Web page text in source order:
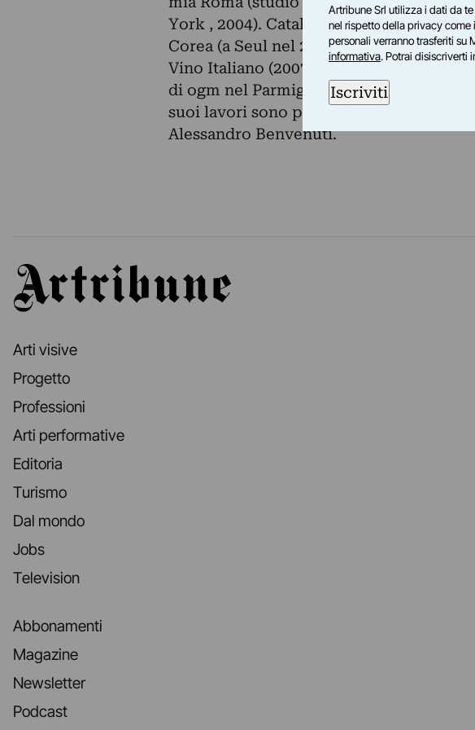
York , 2004). Catalani s’ afferma in Asia
Corea (a Seul nel 2004) ed in Giappone
Vino Italiano (2007). Partecipa alle
di ogm nel Parmigiano Reggiano e con il
suoi lavori sono presenti nel cinema di
Alessandro Benvenuti.
Artribune
Arti visive
Progetto
Professioni
Arti performative
Editoria
Turismo
Dal mondo
Jobs
Television
Abbonamenti
Magazine
Newsletter
Podcast
Artribune Srl utilizza i dati da
nel rispetto della privacy come
personali verranno trasferiti su
informativa. Potrai disiscriverti
Iscriviti